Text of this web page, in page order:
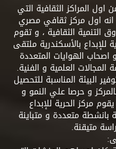
اول المراكز الثقافية التي
اول مركز ثقافي مصري
الثقافية ، و تقوم
للإبداع بالأسكندرية ملتقى
اصحاب الهوايات المتعددة
العلمية و الفنية.
البيئة المناسبة للتحصيل
و حرصا علي النمو و
مركز الحرية للإبداع
بانشطة متعددة و متباينة
متيقنة.